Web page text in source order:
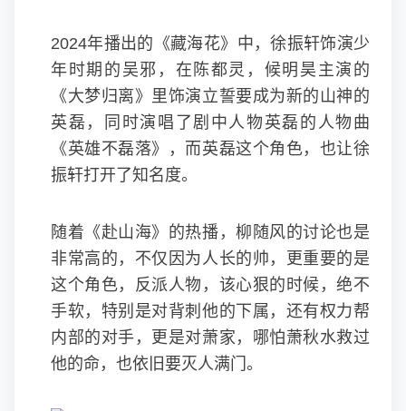
2024年播出的《藏海花》中，徐振轩饰演少
年时期的吴邪，在陈都灵，候明昊主演的
《大梦归离》里饰演立誓要成为新的山神的
英磊，同时演唱了剧中人物英磊的人物曲
《英雄不磊落》，而英磊这个角色，也让徐
振轩打开了知名度。
随着《赴山海》的热播，柳随风的讨论也是
非常高的，不仅因为人长的帅，更重要的是
这个角色，反派人物，该心狠的时候，绝不
手软，特别是对背刺他的下属，还有权力帮
内部的对手，更是对萧家，哪怕萧秋水救过
他的命，也依旧要灭人满门。